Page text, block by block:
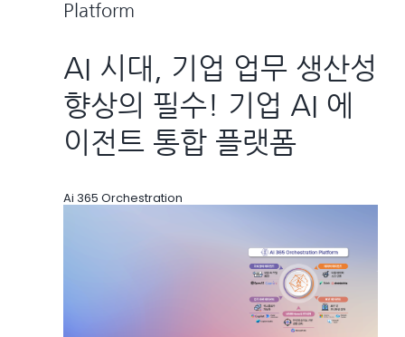
Platform
AI 시대, 기업 업무 생산성
향상의 필수! 기업 AI 에
이전트 통합 플랫폼
Ai 365 Orchestration